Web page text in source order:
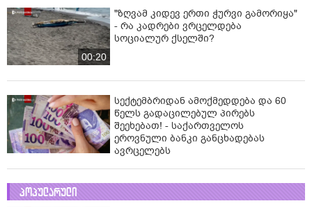
00:20
"ზღვამ კიდევ ერთი ჭურვი გამორიყა"
- რა კადრები ვრცელდება
სოციალურ ქსელში?
სექტემბრიდან ამოქმედდება და 60
წელს გადაცილებულ პირებს
შეეხებათ! - საქართველოს
ეროვნული ბანკი განცხადებას
ავრცელებს
პოპულარული